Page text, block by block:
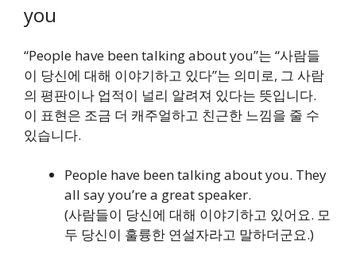
you
“People have been talking about you”는 “사람들
이 당신에 대해 이야기하고 있다”는 의미로, 그 사람
의 평판이나 업적이 널리 알려져 있다는 뜻입니다.
이 표현은 조금 더 캐주얼하고 친근한 느낌을 줄 수
있습니다.
People have been talking about you. They
all say you’re a great speaker.
(사람들이 당신에 대해 이야기하고 있어요. 모
두 당신이 훌륭한 연설자라고 말하더군요.)